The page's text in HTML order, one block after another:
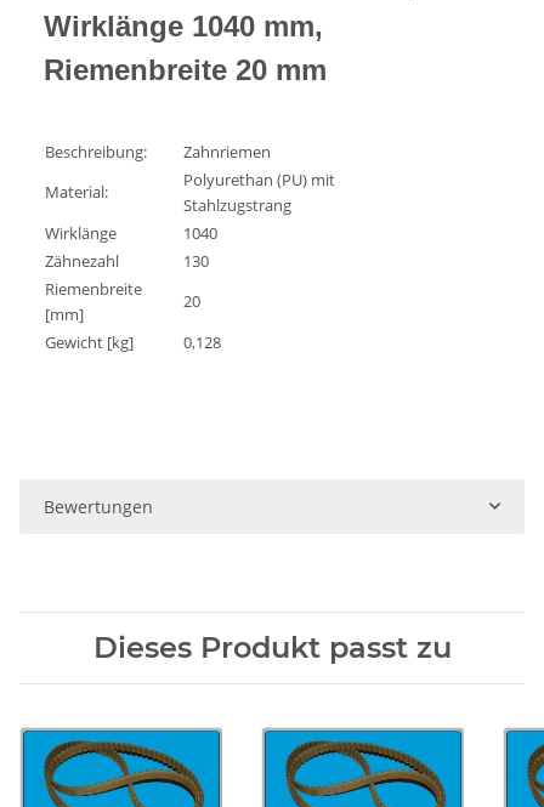
Wirklänge 1040 mm,
Riemenbreite 20 mm
Beschreibung:
Zahnriemen
Material:
Polyurethan (PU) mit
Stahlzugstrang
Wirklänge
1040
Zähnezahl
130
Riemenbreite
[mm]
20
Gewicht [kg]
0,128
Bewertungen
Dieses Produkt passt zu